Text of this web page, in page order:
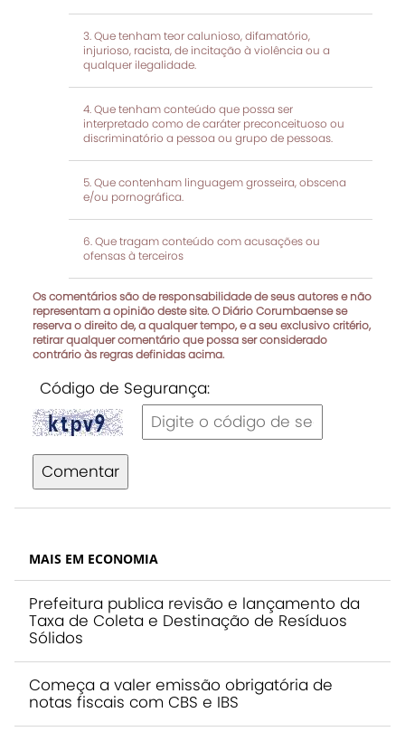
Que tenham teor calunioso, difamatório,
injurioso, racista, de incitação à violência ou a
qualquer ilegalidade.
Que tenham conteúdo que possa ser
interpretado como de caráter preconceituoso ou
discriminatório a pessoa ou grupo de pessoas.
Que contenham linguagem grosseira, obscena
e/ou pornográfica.
Que tragam conteúdo com acusações ou
ofensas à terceiros
Os comentários são de responsabilidade de seus autores e não
representam a opinião deste site. O Diário Corumbaense se
reserva o direito de, a qualquer tempo, e a seu exclusivo critério,
retirar qualquer comentário que possa ser considerado
contrário às regras definidas acima.
Código de Segurança:
Comentar
MAIS EM ECONOMIA
Prefeitura publica revisão e lançamento da
Taxa de Coleta e Destinação de Resíduos
Sólidos
Começa a valer emissão obrigatória de
notas fiscais com CBS e IBS